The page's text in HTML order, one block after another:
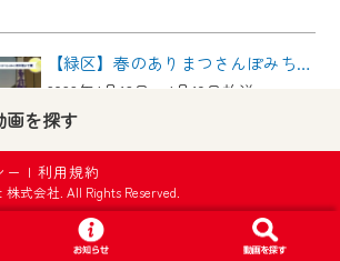
【緑区】春のありまつさんぽみち 有松福よせ雛
2026年4月13日～4月19日放送
テーマ：名古屋市緑区のトピックス
再生時間：00:03:08
登録日：2026/04/21
【緑区】有松天満社 春季大祭
2026年4月6日～4月12日放送
画を探す
ー |利用規約
式会社. All Rights Reserved.
。
CCNet Web TVを含むCCNetの
をご利用頂くためのIDです。
使っているメールアドレス
す。